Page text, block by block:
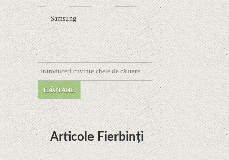
Samsung
Articole Fierbinți